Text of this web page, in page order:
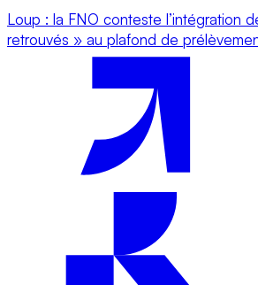
Loup : la FNO conteste l’intégration
retrouvés » au plafond de